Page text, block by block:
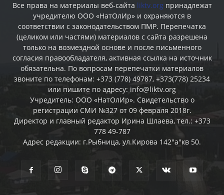
Все права на материалы веб-сайта liktv.org принадлежат
учредителю ООО «НатОлИр» и охраняются в
соответствии с законодательством ПМР. Перепечатка
(целиком или частями) материалов c сайта разрешена
только на возмездной основе и после письменного
согласия правообладателя, активная ссылка на источник
обязательна. По вопросам перепечатки материалов
звоните по телефонам: +373 (778) 49787, +373(778) 25234
или пишите по адресу: info@liktv.org
Учредитель: ООО «НатОлИр». Свидетельство о
регистрации СМИ №327 от 09 февраля 2018г.
Директор и главный редактор Ирина Шлаева, тел.: +373
778 49-787
Адрес редакции: г.Рыбница, ул.Кирова 142"а"кв 50.